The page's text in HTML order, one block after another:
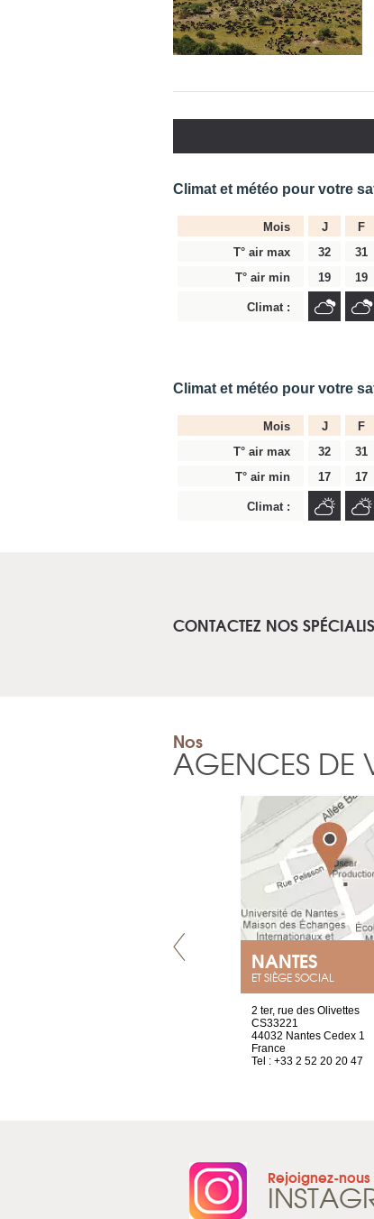
Climat et météo pour votre
Mois J F
T° air max
32 31
T° air min
19 19
Climat :
Climat et météo pour votre
Mois J F
T° air max
32 31
T° air min
17 17
Climat :
CONTACTEZ NOS
Nos
AGENCES DE
NANTES
ET SIÈGE SOCIAL
2 ter, rue des Olivettes
CS33221
44032 Nantes Cedex 1
France
Tel : +33 2 52 20 20 47
Rejoignez-nous